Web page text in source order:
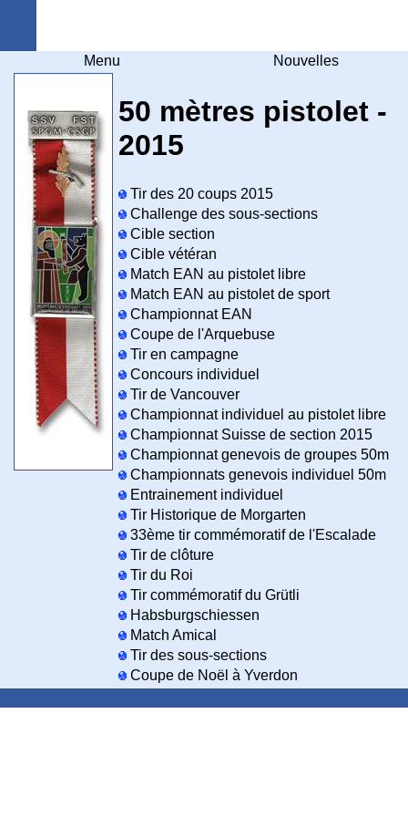
Menu Nouvelles
50 mètres pistolet -
2015
Tir des 20 coups 2015
Challenge des sous-sections
Cible section
Cible vétéran
Match EAN au pistolet libre
Match EAN au pistolet de sport
Championnat EAN
Coupe de l'Arquebuse
Tir en campagne
Concours individuel
Tir de Vancouver
Championnat individuel au pistolet libre
Championnat Suisse de section 2015
Championnat genevois de groupes 50m
Championnats genevois individuel 50m
Entrainement individuel
Tir Historique de Morgarten
33ème tir commémoratif de l'Escalade
Tir de clôture
Tir du Roi
Tir commémoratif du Grütli
Habsburgschiessen
Match Amical
Tir des sous-sections
Coupe de Noël à Yverdon